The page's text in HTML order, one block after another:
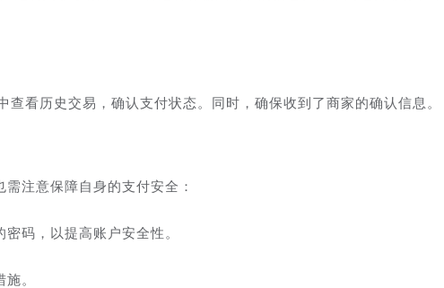
查看历史交易，确认支付状态。同时，确保收到了商家的确认信息。
注意保障自身的支付安全：
密码，以提高账户安全性。
。